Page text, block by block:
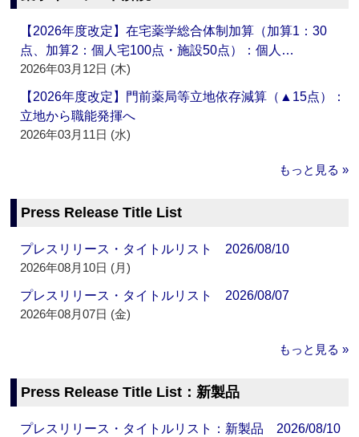
【2026年度改定】在宅薬学総合体制加算（加算1：30
点、加算2：個人宅100点・施設50点）：個人…
2026年03月12日 (木)
【2026年度改定】門前薬局等立地依存減算（▲15点）：
立地から職能発揮へ
2026年03月11日 (水)
もっと見る »
Press Release Title List
プレスリリース・タイトルリスト 2026/08/10
2026年08月10日 (月)
プレスリリース・タイトルリスト 2026/08/07
2026年08月07日 (金)
もっと見る »
Press Release Title List：新製品
プレスリリース・タイトルリスト：新製品 2026/08/10